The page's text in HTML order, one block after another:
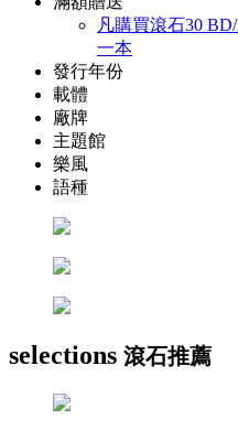
凡購買滾石30
一本
發行年份
載體
廠牌
主題館
樂風
語種
selections 滾石推薦